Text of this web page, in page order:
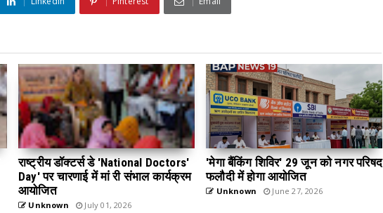
राष्ट्रीय डॉक्टर्स डे 'National Doctors'
Day' पर चारणाई में मां री संभाल कार्यक्रम
आयोजित
Unknown July 01, 2026
'मेगा बैंकिंग शिविर' 29 जून को नगर परिषद
फलौदी में होगा आयोजित
Unknown June 27, 2026